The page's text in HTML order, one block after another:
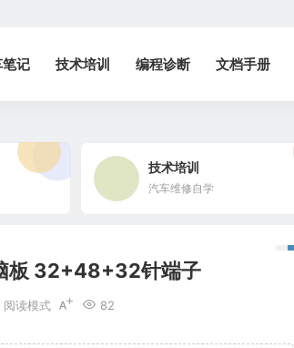
记 技术培训 编程诊断 文档手册
技术培训
汽车维修自学
板 32+48+32针端子
82
阅读模式